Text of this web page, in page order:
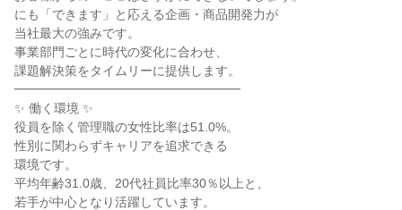
にも「できます」と応える企画・商品開発力が
当社最大の強みです。
事業部門ごとに時代の変化に合わせ、
課題解決策をタイムリーに提供します。
━━━━━━━━━━━━━━━━━━
✨ 働く環境 ✨
役員を除く管理職の女性比率は51.0%。
性別に関わらずキャリアを追求できる
環境です。
平均年齢31.0歳、20代社員比率30％以上と、
若手が中心となり活躍しています。